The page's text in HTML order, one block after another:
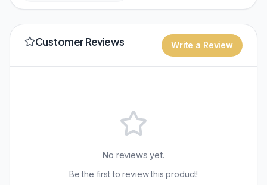
Customer Reviews Write a Review
No reviews yet.
Be the first to review this product!